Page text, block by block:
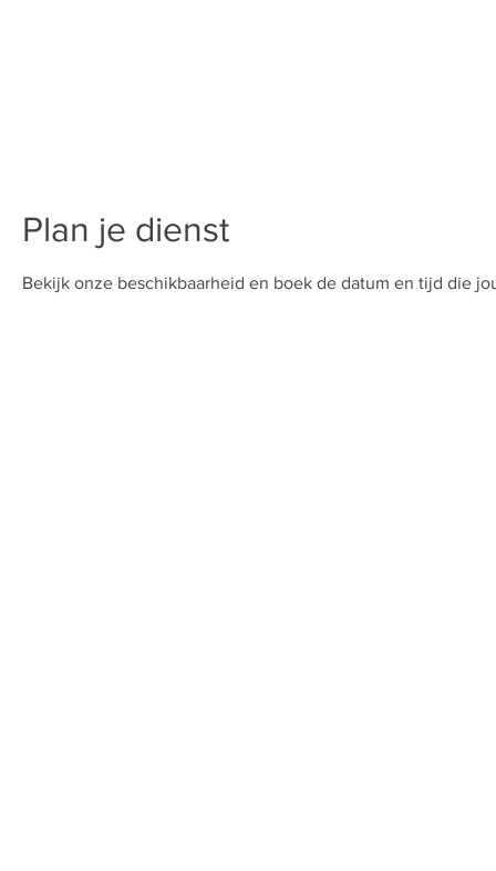
Plan je dienst
Bekijk onze beschikbaarheid en boek de datum en tijd die